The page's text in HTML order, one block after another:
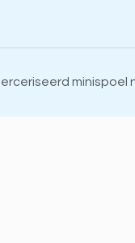
minispoel